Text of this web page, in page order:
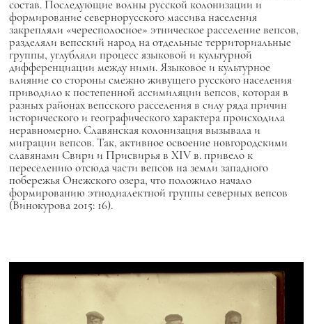
состав. Последующие волны русской колонизации и
формирование севернорусского массива населения
закрепляли «чересполосное» этническое расселение вепсов,
разделяли вепсский народ на отдельные территориальные
группы, углубляли процесс языковой и культурной
дифференциации между ними. Языковое и культурное
влияние со стороны смежно живущего русского населения
приводило к постепенной ассимиляции вепсов, которая в
разных районах вепсского расселения в силу ряда причин
исторического и географического характера происходила
неравномерно. Славянская колонизация вызывала и
миграции вепсов. Так, активное освоение новгородскими
славянами Свири и Присвирья в XIV в. привело к
переселению отсюда части вепсов на земли западного
побережья Онежского озера, что положило начало
формированию этнодиалектной группы северных вепсов
(Винокурова 2015: 16).